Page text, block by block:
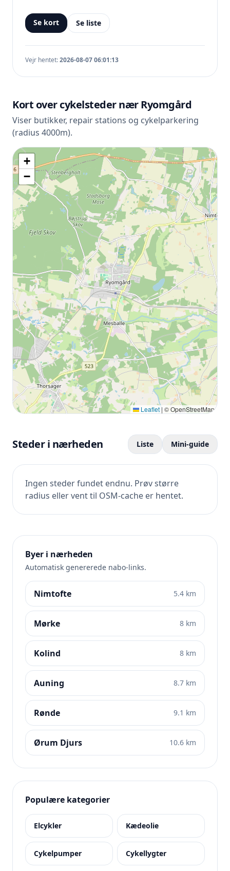
Se kort Se liste
Vejr hentet:2026-08-07 06:01:13
Kort over cykelsteder nær Ryomgård
Viser butikker, repair stations og cykelparkering
(radius 4000m).
+
−
Leaflet | © OpenStreetMap
Steder i nærheden Liste Mini-guide
Ingen steder fundet endnu. Prøv større
radius eller vent til OSM-cache er hentet.
Byer i nærheden
Automatisk genererede nabo-links.
Nimtofte 5.4 km
Mørke 8 km
Kolind 8 km
Auning 8.7 km
Rønde 9.1 km
Ørum Djurs 10.6 km
Populære kategorier
Elcykler Kædeolie
Cykelpumper Cykellygter